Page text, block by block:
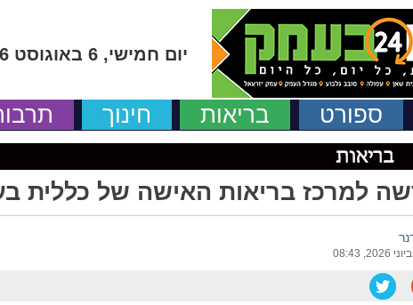
יום חמישי, 6 באוגוסט 2026
ספורט בריאות חינוך
למרכז בריאות האישה של כללית